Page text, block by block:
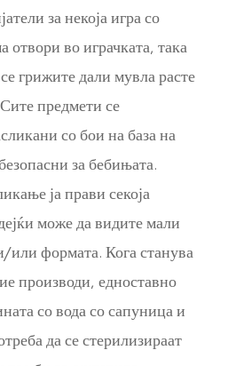
за некоја игра со
отвори во играчката, така
грижите дали мувла расте
предмети се
со бои на база на
за бебињата.
ја прави секоја
може да видите мали
или формата. Кога станува
производи, едноставно
со вода со сапуница и
да се стерилизираат